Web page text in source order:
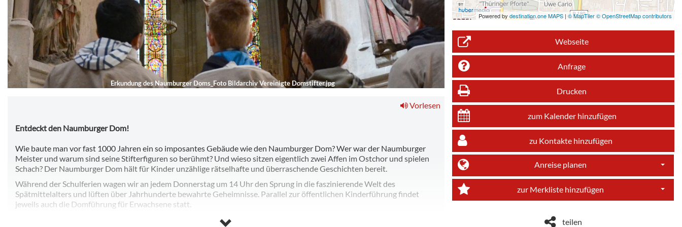
Erkundung des Naumburger Doms_Foto Bildarchiv Vereinigte Domstifter.jpg
Vorlesen
Entdeckt den Naumburger Dom!
Wie baute man vor fast 1000 Jahren ein so imposantes Gebäude wie den Naumburger Dom? Wer war der Naumburger
Meister und warum sind seine Stifterfiguren so berühmt? Und wieso sitzen eigentlich zwei Affen im Ostchor und spielen
Schach? Der Naumburger Dom hält für Kinder unzählige rätselhafte und überraschende Geschichten bereit.
Während der Schulferien wagen wir an jedem Donnerstag um 14 Uhr den Sprung in die faszinierende Welt des
Spätmittelalters und lüften über Jahrhunderte bewahrte Geheimnisse. Parallel zur öffentlichen Kinderführung findet
jeweils auch die Domführung für Erwachsene statt.
Zusätzlich bieten wir von April bis Oktober an jedem ersten Sonntag des Monats parallel zur öffentlichen Domführung
Powered by destination.one MAPS | © MapTiler © OpenStreetMap contributors
Webseite
Anfrage
Drucken
zum Kalender hinzufügen
zu Kontakte hinzufügen
Anreise planen
zur Merkliste hinzufügen
teilen